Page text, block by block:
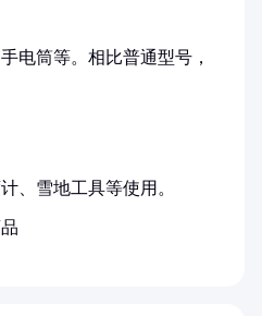
电筒等。相比普通型号，
、雪地工具等使用。